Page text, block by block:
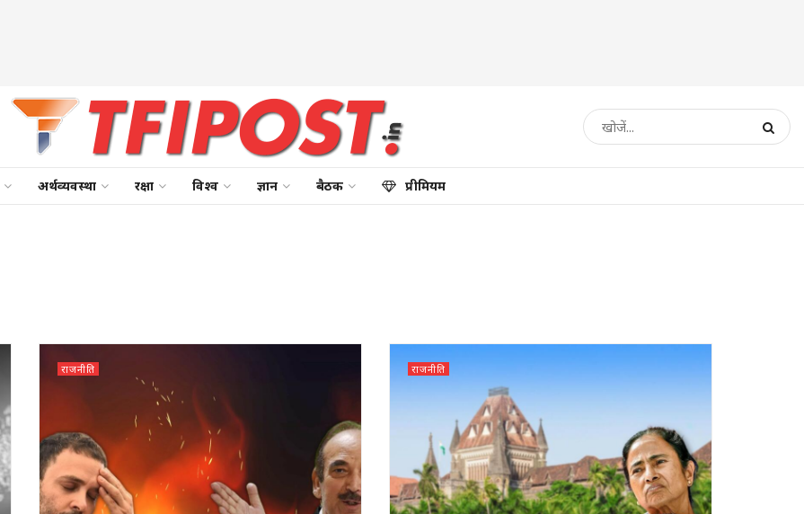
अर्थव्यवस्था रक्षा विश्व ज्ञान बैठक प्रीमियम
राजनीति राजनीति